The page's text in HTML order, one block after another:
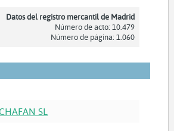
Datos del registro mercantil de Madrid
Número de acto: 10.479
Número de página: 1.060
SL